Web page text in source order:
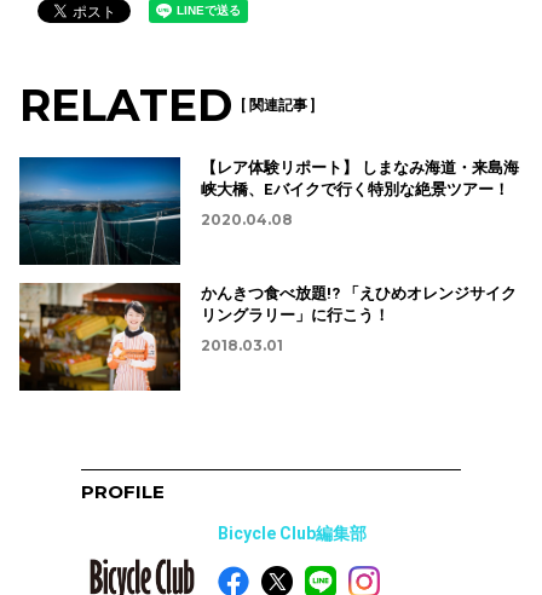
RELATED [ 関連記事 ]
【レア体験リポート】 しまなみ海道・来島海
峡大橋、Eバイクで行く特別な絶景ツアー！
2020.04.08
かんきつ食べ放題!? 「えひめオレンジサイク
リングラリー」に行こう！
2018.03.01
PROFILE
Bicycle Club編集部